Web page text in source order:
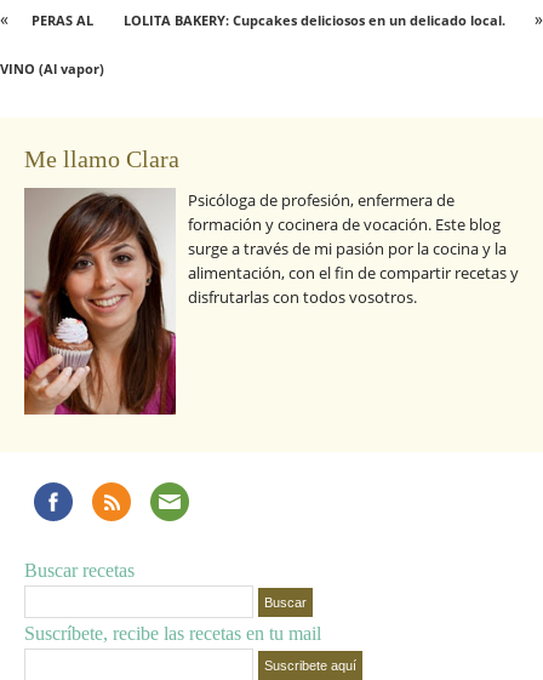
LOLITA BAKERY: Cupcakes deliciosos en un delicado local. »
« PERAS AL
VINO (Al vapor)
Me llamo Clara
Psicóloga de profesión, enfermera de
formación y cocinera de vocación. Este blog
surge a través de mi pasión por la cocina y la
alimentación, con el fin de compartir recetas y
disfrutarlas con todos vosotros.
Buscar recetas
Suscríbete, recibe las recetas en tu mail